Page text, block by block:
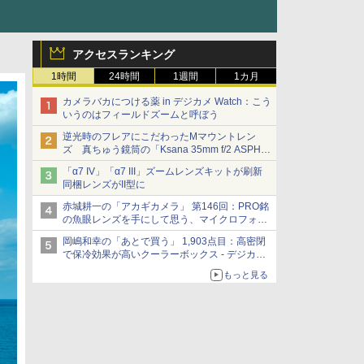
アクセスランキング
1時間 24時間 1週間 1カ月
カメラバカにつける薬 in デジカメ Watch：こう
いうのはフィールドズームと呼ぼう
逆光時のフレアにこだわったMマウントレン
ズ 真ちゅう鏡筒の「Ksana 35mm f/2 ASPH.
シルバークローム」
「α7 IV」「α7 III」ズームレンズキットが刷新
同梱レンズがII型に
赤城耕一の「アカギカメラ」 第146回：PRO銘
の魚眼レンズを手にして思う、マイクロフォー
サーズへの期待と可能性
岡嶋和幸の「あとで買う」 1,903点目：高密閉
で保冷効果が高いクーラーボックス - デジカメ
もっと見る